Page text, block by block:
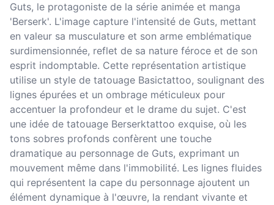
Guts, le protagoniste de la série animée et manga
'Berserk'. L'image capture l'intensité de Guts, mettant
en valeur sa musculature et son arme emblématique
surdimensionnée, reflet de sa nature féroce et de son
esprit indomptable. Cette représentation artistique
utilise un style de tatouage Basictattoo, soulignant des
lignes épurées et un ombrage méticuleux pour
accentuer la profondeur et le drame du sujet. C'est
une idée de tatouage Berserktattoo exquise, où les
tons sobres profonds confèrent une touche
dramatique au personnage de Guts, exprimant un
mouvement même dans l'immobilité. Les lignes fluides
qui représentent la cape du personnage ajoutent un
élément dynamique à l'œuvre, la rendant vivante et